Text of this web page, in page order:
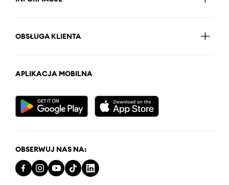
OBSŁUGA KLIENTA
APLIKACJA MOBILNA
OBSERWUJ NAS NA: